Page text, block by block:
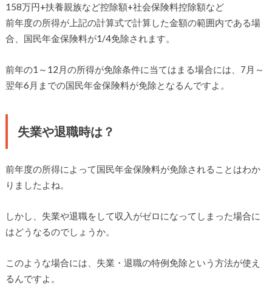
158万円+扶養親族など控除額+社会保険料控除額など
前年度の所得が上記の計算式で計算した金額の範囲内である場
合、国民年金保険料が1/4免除されます。
前年の1～12月の所得が免除条件に当てはまる場合には、7月～
翌年6月までの国民年金保険料が免除となるんですよ。
失業や退職時は？
前年度の所得によって国民年金保険料が免除されることはわか
りましたよね。
しかし、失業や退職をして収入がゼロになってしまった場合に
はどうなるのでしょうか。
このような場合には、失業・退職の特例免除という方法が使え
るんですよ。